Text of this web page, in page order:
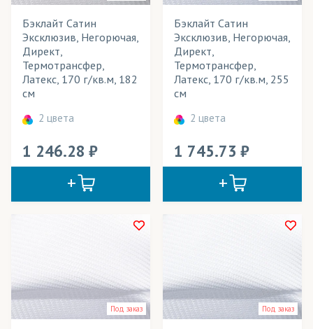
Наружная реклама
Обивка игровых столов
Обои
Одежда
Палатки
Панно
Перетяжки
Платья летние
Плащи
Бэклайт Сатин
Эксклюзив, Негорючая,
Директ,
Термотрансфер,
Латекс, 170 г/кв.м, 182
см
2 цвета
1 246.28
Бэклайт Сатин
Эксклюзив, Негорючая,
Директ,
Термотрансфер,
Латекс, 170 г/кв.м, 255
см
2 цвета
1 745.73
Под заказ Под заказ